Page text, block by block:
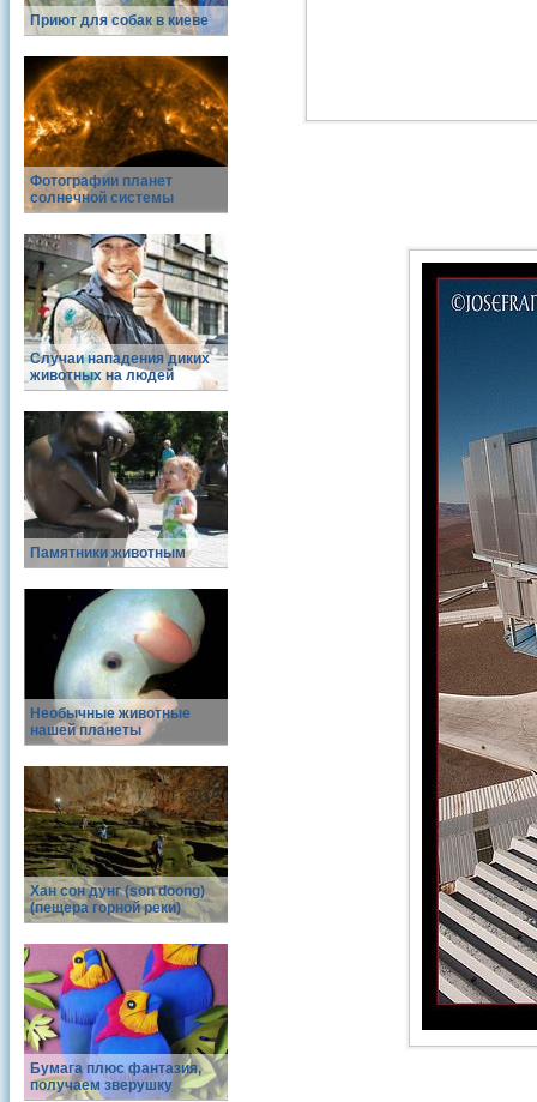
Приют для собак в киеве
Фотографии планет
солнечной системы
Случаи нападения диких
животных на людей
Памятники животным
Необычные животные
нашей планеты
Хан сон дунг (son doong)
(пещера горной реки)
Бумага плюс фантазия,
получаем зверушку